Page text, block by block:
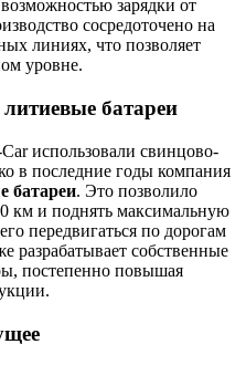
зарядки от
сосредоточено на
линиях, что позволяет
уровне.
батареи
использовали свинцово-
в последние годы компания
батареи. Это позволило
км и поднять максимальную
передвигаться по дорогам
разрабатывает собственные
постепенно повышая